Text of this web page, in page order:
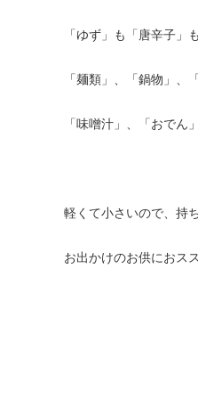
「ゆず」も「唐辛子」
「麺類」、「鍋物」、
「味噌汁」、「おでん
軽くて小さいので、持
お出かけのお供におス